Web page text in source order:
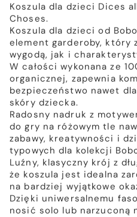
Koszula dla dzieci Dices
Choses.
Koszula dla dzieci od
element garderoby, który
wygodą, jak i
W całości wykonana ze
organicznej, zapewnia
bezpieczeństwo nawet
skóry dziecka.
Radosny nadruk z
do gry na różowym tle
zabawy, kreatywności i
typowych dla kolekcji
Luźny, klasyczny krój z
że koszula jest idealna
na bardziej wyjątkowe
Dzięki uniwersalnemu
nosić solo lub narzuconą